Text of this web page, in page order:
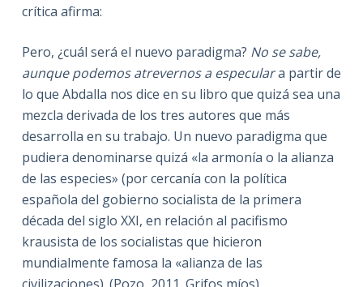
crítica afirma:
Pero, ¿cuál será el nuevo paradigma? No se sabe,
aunque podemos atrevernos a especulara partir de
lo que Abdalla nos dice en su libro que quizá sea una
mezcla derivada de los tres autores que más
desarrolla en su trabajo. Un nuevo paradigma que
pudiera denominarse quizá «la armonía o la alianza
de las especies» (por cercanía con la política
española del gobierno socialista de la primera
década del siglo XXI, en relación al pacifismo
krausista de los socialistas que hicieron
mundialmente famosa la «alianza de las